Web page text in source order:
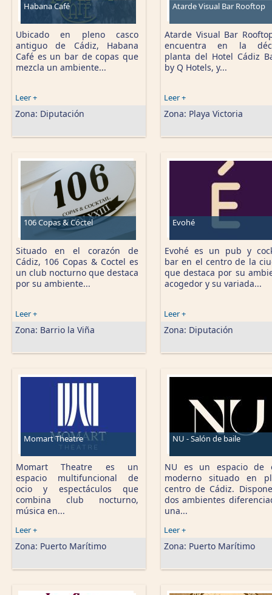
Habana Café
Ubicado en pleno casco
antiguo de Cádiz, Habana
Café es un bar de copas que
mezcla un ambiente...
Leer +
Zona: Diputación
Atarde Visual Bar Rooftop
Atarde Visual Bar
encuentra en la
planta del Hotel Cádiz
by Q Hotels, y...
Leer +
Zona: Playa Victoria
106 Copas & Cóctel
Situado en el corazón de
Cádiz, 106 Copas & Coctel es
un club nocturno que destaca
por su ambiente...
Leer +
Zona: Barrio la Viña
Evohé
Evohé es un pub y
bar en el centro de la
que destaca por su
acogedor y su variada...
Leer +
Zona: Diputación
Momart Theatre
Momart Theatre es un
espacio multifuncional de
ocio y espectáculos que
combina club nocturno,
música en...
Leer +
Zona: Puerto Marítimo
NU - Salón de baile
NU es un espacio de
moderno situado en
centro de Cádiz.
dos ambientes
una...
Leer +
Zona: Puerto Marítimo